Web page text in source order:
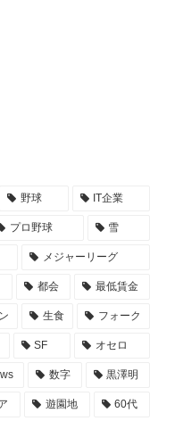
野球 IT企業
プロ野球 雪
メジャーリーグ
都会 最低賃金
生食 フォーク
SF オセロ
数字 黒澤明
遊園地 60代